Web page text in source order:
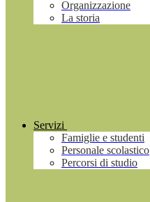
Organizzazione
La storia
Servizi
Famiglie e studenti
Personale scolastico
Percorsi di studio